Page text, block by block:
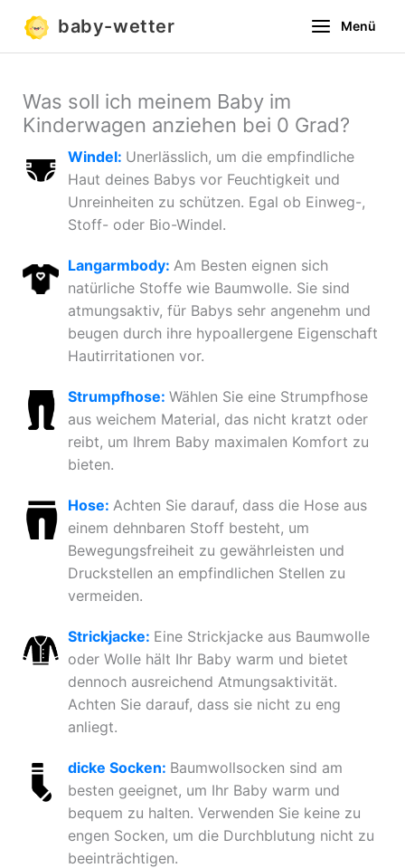
Inhalt
springen
baby-wetter Menü
Was soll ich meinem Baby im
Kinderwagen anziehen bei 0 Grad?
Windel: Unerlässlich, um die empfindliche
Haut deines Babys vor Feuchtigkeit und
Unreinheiten zu schützen. Egal ob Einweg-,
Stoff- oder Bio-Windel.
Langarmbody: Am Besten eignen sich
natürliche Stoffe wie Baumwolle. Sie sind
atmungsaktiv, für Babys sehr angenehm und
beugen durch ihre hypoallergene Eigenschaft
Hautirritationen vor.
Strumpfhose: Wählen Sie eine Strumpfhose
aus weichem Material, das nicht kratzt oder
reibt, um Ihrem Baby maximalen Komfort zu
bieten.
Hose: Achten Sie darauf, dass die Hose aus
einem dehnbaren Stoff besteht, um
Bewegungsfreiheit zu gewährleisten und
Druckstellen an empfindlichen Stellen zu
vermeiden.
Strickjacke: Eine Strickjacke aus Baumwolle
oder Wolle hält Ihr Baby warm und bietet
dennoch ausreichend Atmungsaktivität.
Achten Sie darauf, dass sie nicht zu eng
anliegt.
dicke Socken: Baumwollsocken sind am
besten geeignet, um Ihr Baby warm und
bequem zu halten. Verwenden Sie keine zu
engen Socken, um die Durchblutung nicht zu
beeinträchtigen.